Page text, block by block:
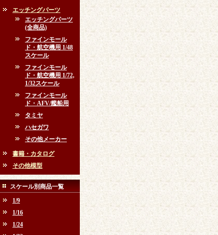
エッチングパーツ
エッチングパーツ
(全商品)
ファインモール
ド・航空機用 1/48
スケール
ファインモール
ド・航空機用 1/72,
1/32スケール
ファインモール
ド・AFV/艦船用
タミヤ
ハセガワ
その他メーカー
書籍・カタログ
その他模型
スケール別商品一覧
1/9
1/16
1/24